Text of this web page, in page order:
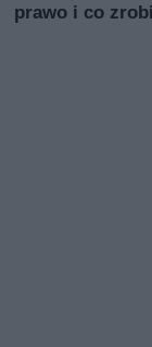
prawo i co